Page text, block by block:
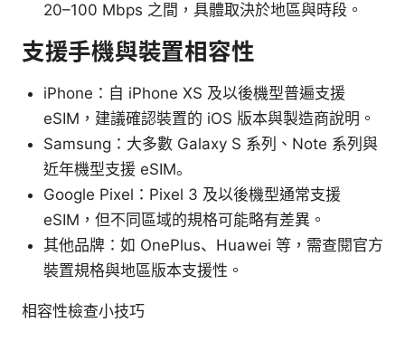
20–100 Mbps 之間，具體取決於地區與時段。
支援手機與裝置相容性
iPhone：自 iPhone XS 及以後機型普遍支援
eSIM，建議確認裝置的 iOS 版本與製造商說明。
Samsung：大多數 Galaxy S 系列、Note 系列與
近年機型支援 eSIM。
Google Pixel：Pixel 3 及以後機型通常支援
eSIM，但不同區域的規格可能略有差異。
其他品牌：如 OnePlus、Huawei 等，需查閱官方
裝置規格與地區版本支援性。
相容性檢查小技巧